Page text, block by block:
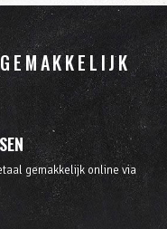
gemakkelijk online via